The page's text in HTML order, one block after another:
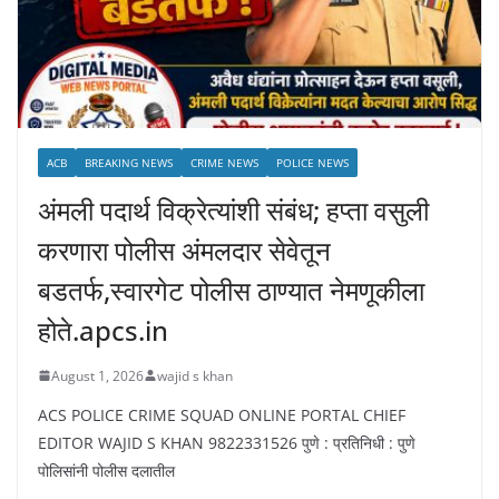
ACB BREAKING NEWS CRIME NEWS POLICE NEWS
अंमली पदार्थ विक्रेत्यांशी संबंध; हप्ता वसुली
करणारा पोलीस अंमलदार सेवेतून
बडतर्फ,स्वारगेट पोलीस ठाण्यात नेमणूकीला
होते.apcs.in
August 1, 2026 wajid s khan
ACS POLICE CRIME SQUAD ONLINE PORTAL CHIEF
EDITOR WAJID S KHAN 9822331526 पुणे : प्रतिनिधी : पुणे
पोलिसांनी पोलीस दलातील